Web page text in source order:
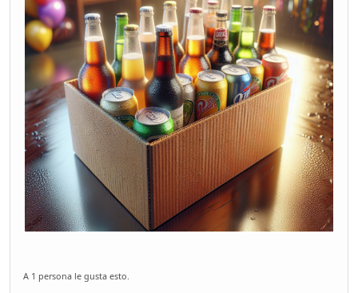
A 1 persona le gusta esto.